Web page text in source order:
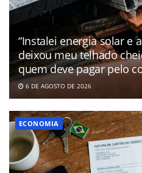
“Instalei energia solar e
deixou meu telhado
quem deve pagar pelo
6 DE AGOSTO DE 2026
ECONOMIA